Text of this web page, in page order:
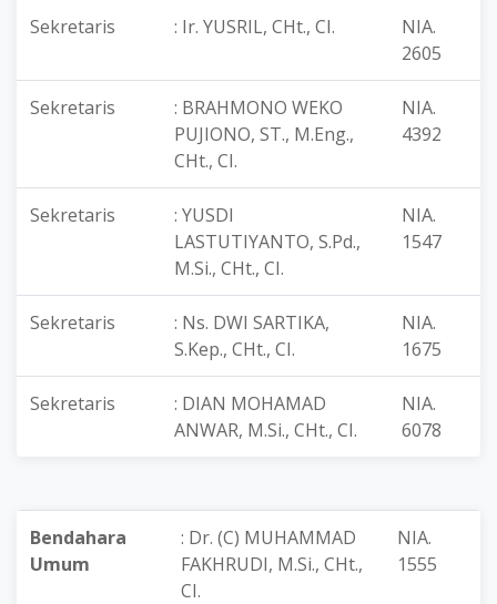
Sekretaris : Ir. YUSRIL, CHt., CI.
NIA.
2605
Sekretaris
: BRAHMONO WEKO
PUJIONO, ST., M.Eng.,
CHt., CI.
NIA.
4392
Sekretaris
: YUSDI
LASTUTIYANTO, S.Pd.,
M.Si., CHt., CI.
NIA.
1547
Sekretaris
: Ns. DWI SARTIKA,
S.Kep., CHt., CI.
NIA.
1675
Sekretaris
: DIAN MOHAMAD
ANWAR, M.Si., CHt., CI.
NIA.
6078
Bendahara
Umum
: Dr. (C) MUHAMMAD
FAKHRUDI, M.Si., CHt.,
CI.
NIA.
1555